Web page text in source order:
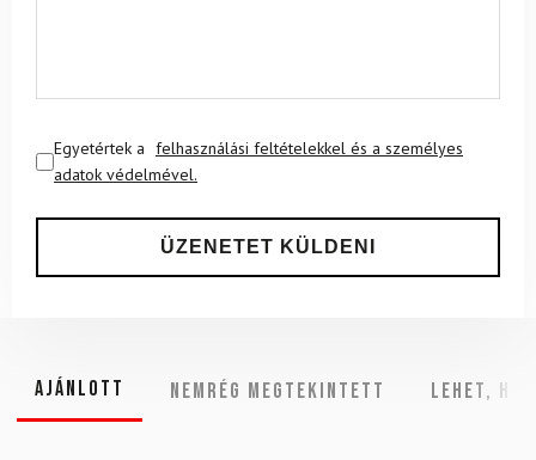
Egyetértek a felhasználási feltételekkel és a személyes
adatok védelmével.
Ajánlott NEMRÉG MEGTEKINTETT Lehet,